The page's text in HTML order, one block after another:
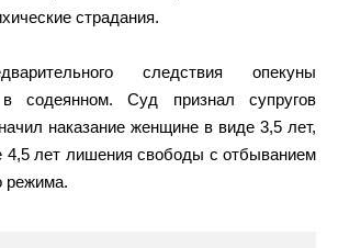
страдания.
следствия опекуны
содеянном. Суд признал супругов
наказание женщине в виде 3,5 лет,
4,5 лет лишения свободы с отбыванием
режима.